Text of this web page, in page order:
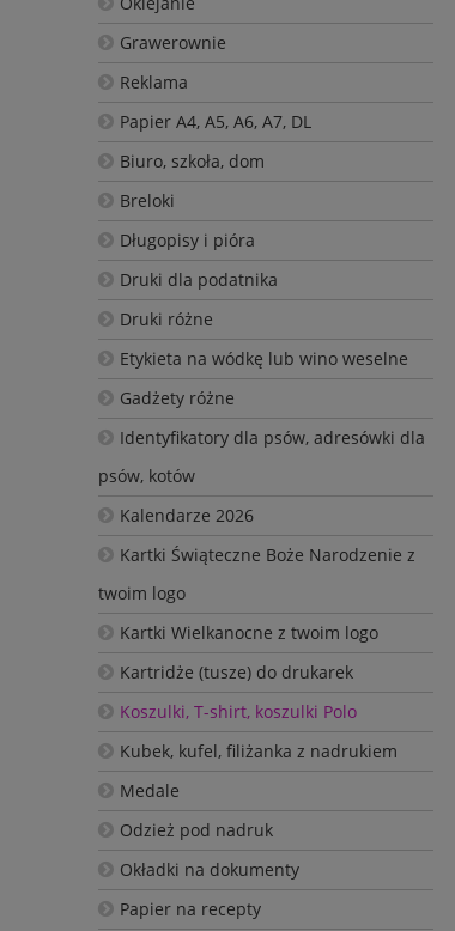
Grawerownie
Reklama
Papier A4, A5, A6, A7, DL
Biuro, szkoła, dom
Breloki
Długopisy i pióra
Druki dla podatnika
Druki różne
Etykieta na wódkę lub wino weselne
Gadżety różne
Identyfikatory dla psów, adresówki dla
psów, kotów
Kalendarze 2026
Kartki Świąteczne Boże Narodzenie z
twoim logo
Kartki Wielkanocne z twoim logo
Kartridże (tusze) do drukarek
Koszulki, T-shirt, koszulki Polo
Kubek, kufel, filiżanka z nadrukiem
Medale
Odzież pod nadruk
Okładki na dokumenty
Papier na recepty